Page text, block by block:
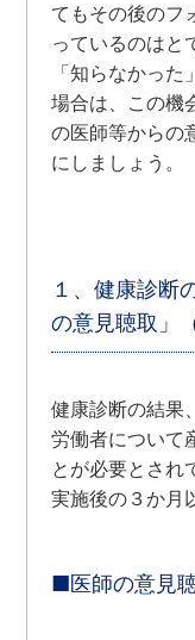
てもその後のフ
っているのはと
「知らなかっ
場合は、この機
の医師等からの
にしましょう。
１、健康診断
の意見聴取」
健康診断の結果
労働者について
とが必要とされ
実施後の３か月
■医師の意見